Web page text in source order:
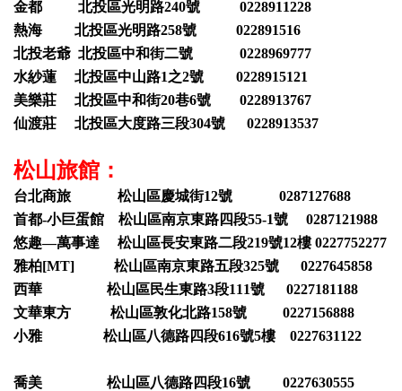
金都 北投區光明路240號 0228911228
熱海 北投區光明路258號 022891516
北投老爺 北投區中和街二號 0228969777
水紗蓮 北投區中山路1之2號 0228915121
美樂莊 北投區中和街20巷6號 0228913767
仙渡莊 北投區大度路三段304號 0228913537
松山旅館：
台北商旅 松山區慶城街12號 0287127688
首都-小巨蛋館 松山區南京東路四段55-1號 0287121988
悠趣—萬事達 松山區長安東路二段219號12樓 0227752277
雅柏[MT] 松山區南京東路五段325號 0227645858
西華 松山區民生東路3段111號 0227181188
文華東方 松山區敦化北路158號 0227156888
小雅 松山區八德路四段616號5樓 0227631122
喬美 松山區八德路四段16號 0227630555